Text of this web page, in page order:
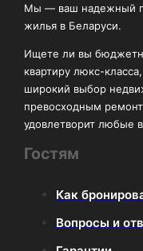
Мы — ваш надежный
жилья в Беларуси.
Ищете ли вы
квартиру люкс-
широкий выбор
превосходным
удовлетворит любые
Гостям
Как
Вопросы и